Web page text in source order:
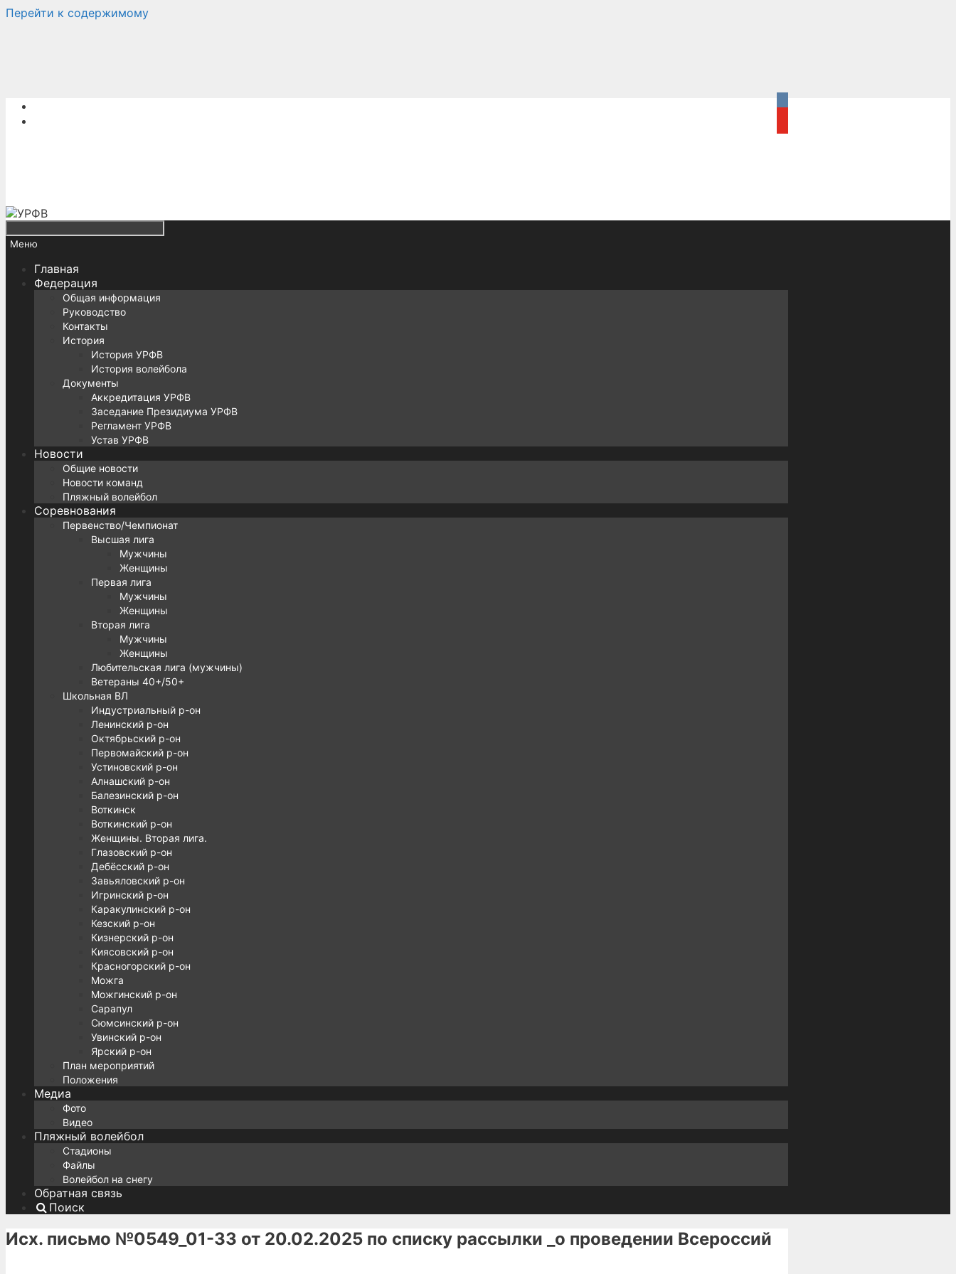
Перейти к содержимому
Меню
Главная
Федерация
Общая информация
Руководство
Контакты
История
История УРФВ
История волейбола
Документы
Аккредитация УРФВ
Заседание Президиума УРФВ
Регламент УРФВ
Устав УРФВ
Новости
Общие новости
Новости команд
Пляжный волейбол
Соревнования
Первенство/Чемпионат
Высшая лига
Мужчины
Женщины
Первая лига
Мужчины
Женщины
Вторая лига
Мужчины
Женщины
Любительская лига (мужчины)
Ветераны 40+/50+
Школьная ВЛ
Индустриальный р-он
Ленинский р-он
Октябрьский р-он
Первомайский р-он
Устиновский р-он
Алнашский р-он
Балезинский р-он
Воткинск
Воткинский р-он
Женщины. Вторая лига.
Глазовский р-он
Дебёсский р-он
Завьяловский р-он
Игринский р-он
Каракулинский р-он
Кезский р-он
Кизнерский р-он
Киясовский р-он
Красногорский р-он
Можга
Можгинский р-он
Сарапул
Сюмсинский р-он
Увинский р-он
Ярский р-он
План мероприятий
Положения
Медиа
Фото
Видео
Пляжный волейбол
Стадионы
Файлы
Волейбол на снегу
Обратная связь
Поиск
Исх. письмо №0549_01-33 от 20.02.2025 по списку рассылки _о проведении Всероссий